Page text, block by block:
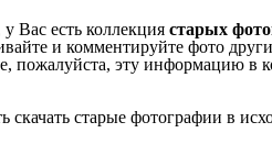
Вас есть коллекция старых
и комментируйте фото
пожалуйста, эту информацию в
старые фотографии в